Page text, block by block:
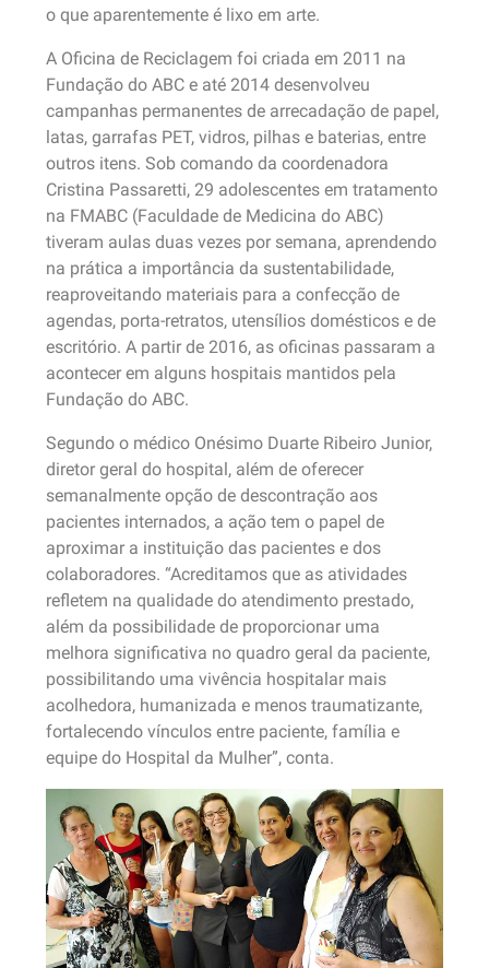
o que aparentemente é lixo em arte.
A Oficina de Reciclagem foi criada em 2011 na
Fundação do ABC e até 2014 desenvolveu
campanhas permanentes de arrecadação de papel,
latas, garrafas PET, vidros, pilhas e baterias, entre
outros itens. Sob comando da coordenadora
Cristina Passaretti, 29 adolescentes em tratamento
na FMABC (Faculdade de Medicina do ABC)
tiveram aulas duas vezes por semana, aprendendo
na prática a importância da sustentabilidade,
reaproveitando materiais para a confecção de
agendas, porta-retratos, utensílios domésticos e de
escritório. A partir de 2016, as oficinas passaram a
acontecer em alguns hospitais mantidos pela
Fundação do ABC.
Segundo o médico Onésimo Duarte Ribeiro Junior,
diretor geral do hospital, além de oferecer
semanalmente opção de descontração aos
pacientes internados, a ação tem o papel de
aproximar a instituição das pacientes e dos
colaboradores. “Acreditamos que as atividades
refletem na qualidade do atendimento prestado,
além da possibilidade de proporcionar uma
melhora significativa no quadro geral da paciente,
possibilitando uma vivência hospitalar mais
acolhedora, humanizada e menos traumatizante,
fortalecendo vínculos entre paciente, família e
equipe do Hospital da Mulher”, conta.